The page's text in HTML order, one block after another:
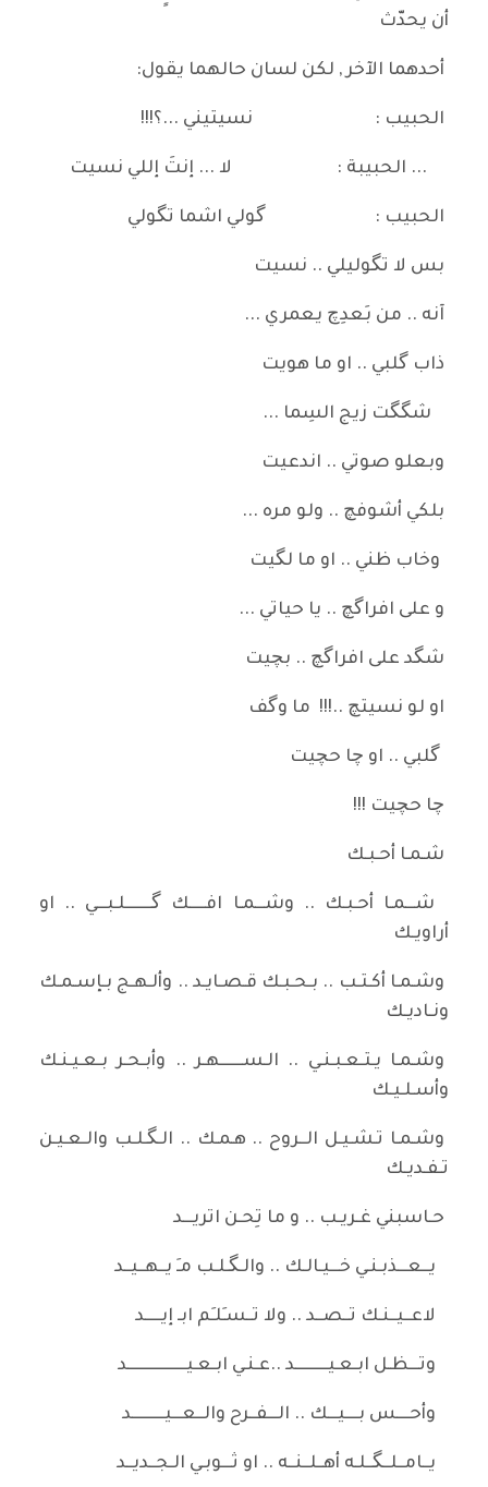
أن يحدّث
أحدهما الآخر , لكن لسان حالهما يقول:
الحبيب : نسيتيني ...؟!!!
... الحبيبة : لا ... إنتَ إللي نسيت
الحبيب : گولي اشما تگولي
بس لا تگوليلي .. نسيت
آنه .. من بَعدِچ يعمري ...
ذاب گلبي .. او ما هويت
شگگت زيج السِما ...
وبعلو صوتي .. اندعيت
بلكي أشوفچ .. ولو مره ...
وخاب ظني .. او ما لگيت
و على افراگچ .. يا حياتي ...
شگد على افراگچ .. بچيت
او لو نسيتچ ..!!! ما وگف
گلبي .. او چا حچيت
چا حچيت !!!
شـمـا أحـبـك
شـــمـا أحـبـك .. وشـــمـا افـــــك گــــــــلـبـــي .. او
أراويـك
وشـمـا أكـتـب .. بـحـبـك قـصـايـد .. وألـهـج بـإسـمـك
ونـاديـك
وشـمـا يـتـعـبـنـي .. الـســـــــهـر .. وأبـحـر بـعـيـنـك
وأسـلـيـك
وشـمـا تـشـيـل الــروح .. هـمـك .. الـگـلـب والـعـيـن
تـفـديـك
حـاسبني غـريـب .. و ما تِحـن اتريـــد
يــعـــذبـنـي خـــيـالـك .. والـگـلـب مـَ يــهــيــد
لاعــيــنـك تــصــد .. ولا تــسـَلـِم ابـ إيـــــد
وتـــظـل ابـعـيــــــــــد ..عـنـي ابـعـيــــــــــــــــــد
وأحــــس بــــيـــك .. الـــفــرح والــعـــيــــــــــد
يــامــلــگــلـه أهــلــنــه .. او ثـــوبـي الـجــديــد